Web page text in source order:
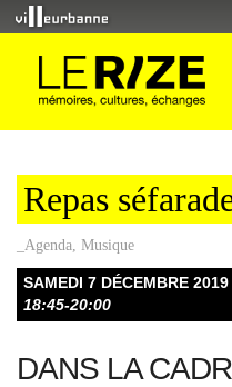
Repas
_Agenda, Musique
SAMEDI 7 DÉCEMBRE 2019
18:45-20:00
DANS LA